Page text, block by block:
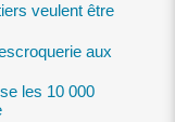
veulent être
aux
les 10 000